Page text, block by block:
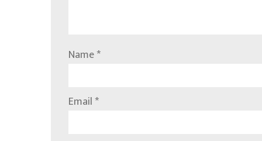
Name*
Email*